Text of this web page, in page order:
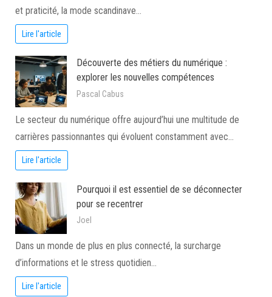
et praticité, la mode scandinave…
Lire l'article
Découverte des métiers du numérique :
explorer les nouvelles compétences
Pascal Cabus
Le secteur du numérique offre aujourd’hui une multitude de
carrières passionnantes qui évoluent constamment avec…
Lire l'article
Pourquoi il est essentiel de se déconnecter
pour se recentrer
Joel
Dans un monde de plus en plus connecté, la surcharge
d’informations et le stress quotidien…
Lire l'article